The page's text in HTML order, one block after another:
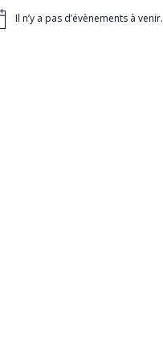
Il n’y a pas d’évènements à venir.